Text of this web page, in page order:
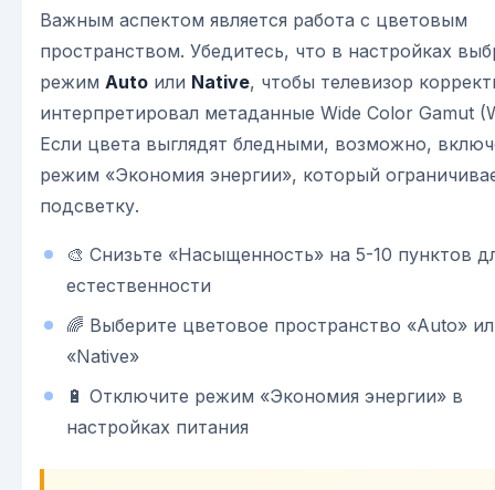
Важным аспектом является работа с цветовым
пространством. Убедитесь, что в настройках
режим Auto или Native, чтобы телевизор
интерпретировал метаданные Wide Color Gamut
Если цвета выглядят бледными, возможно,
режим «Экономия энергии», который
подсветку.
🎨 Снизьте «Насыщенность» на 5-10 пунктов
естественности
🌈 Выберите цветовое пространство «Auto»
«Native»
🔋 Отключите режим «Экономия энергии» в
настройках питания